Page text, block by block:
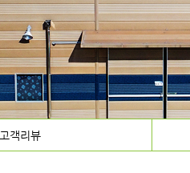
고객리뷰